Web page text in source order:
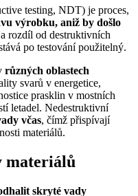
testing, NDT) je proces,
výrobku, aniž by došlo
rozdíl od destruktivních
po testování použitelný.
různých oblastech
svarů v energetice,
prasklin v mostních
letadel. Nedestruktivní
včas, čímž přispívají
materiálů.
materiálů
skryté vady